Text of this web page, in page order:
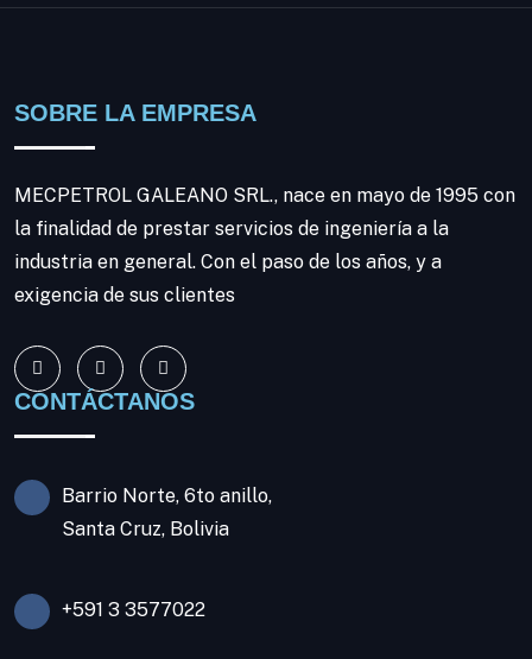
SOBRE LA EMPRESA
MECPETROL GALEANO SRL., nace en mayo de 1995 con
la finalidad de prestar servicios de ingeniería a la
industria en general. Con el paso de los años, y a
exigencia de sus clientes
CONTÁCTANOS
Barrio Norte, 6to anillo,
Santa Cruz, Bolivia
+591 3 3577022